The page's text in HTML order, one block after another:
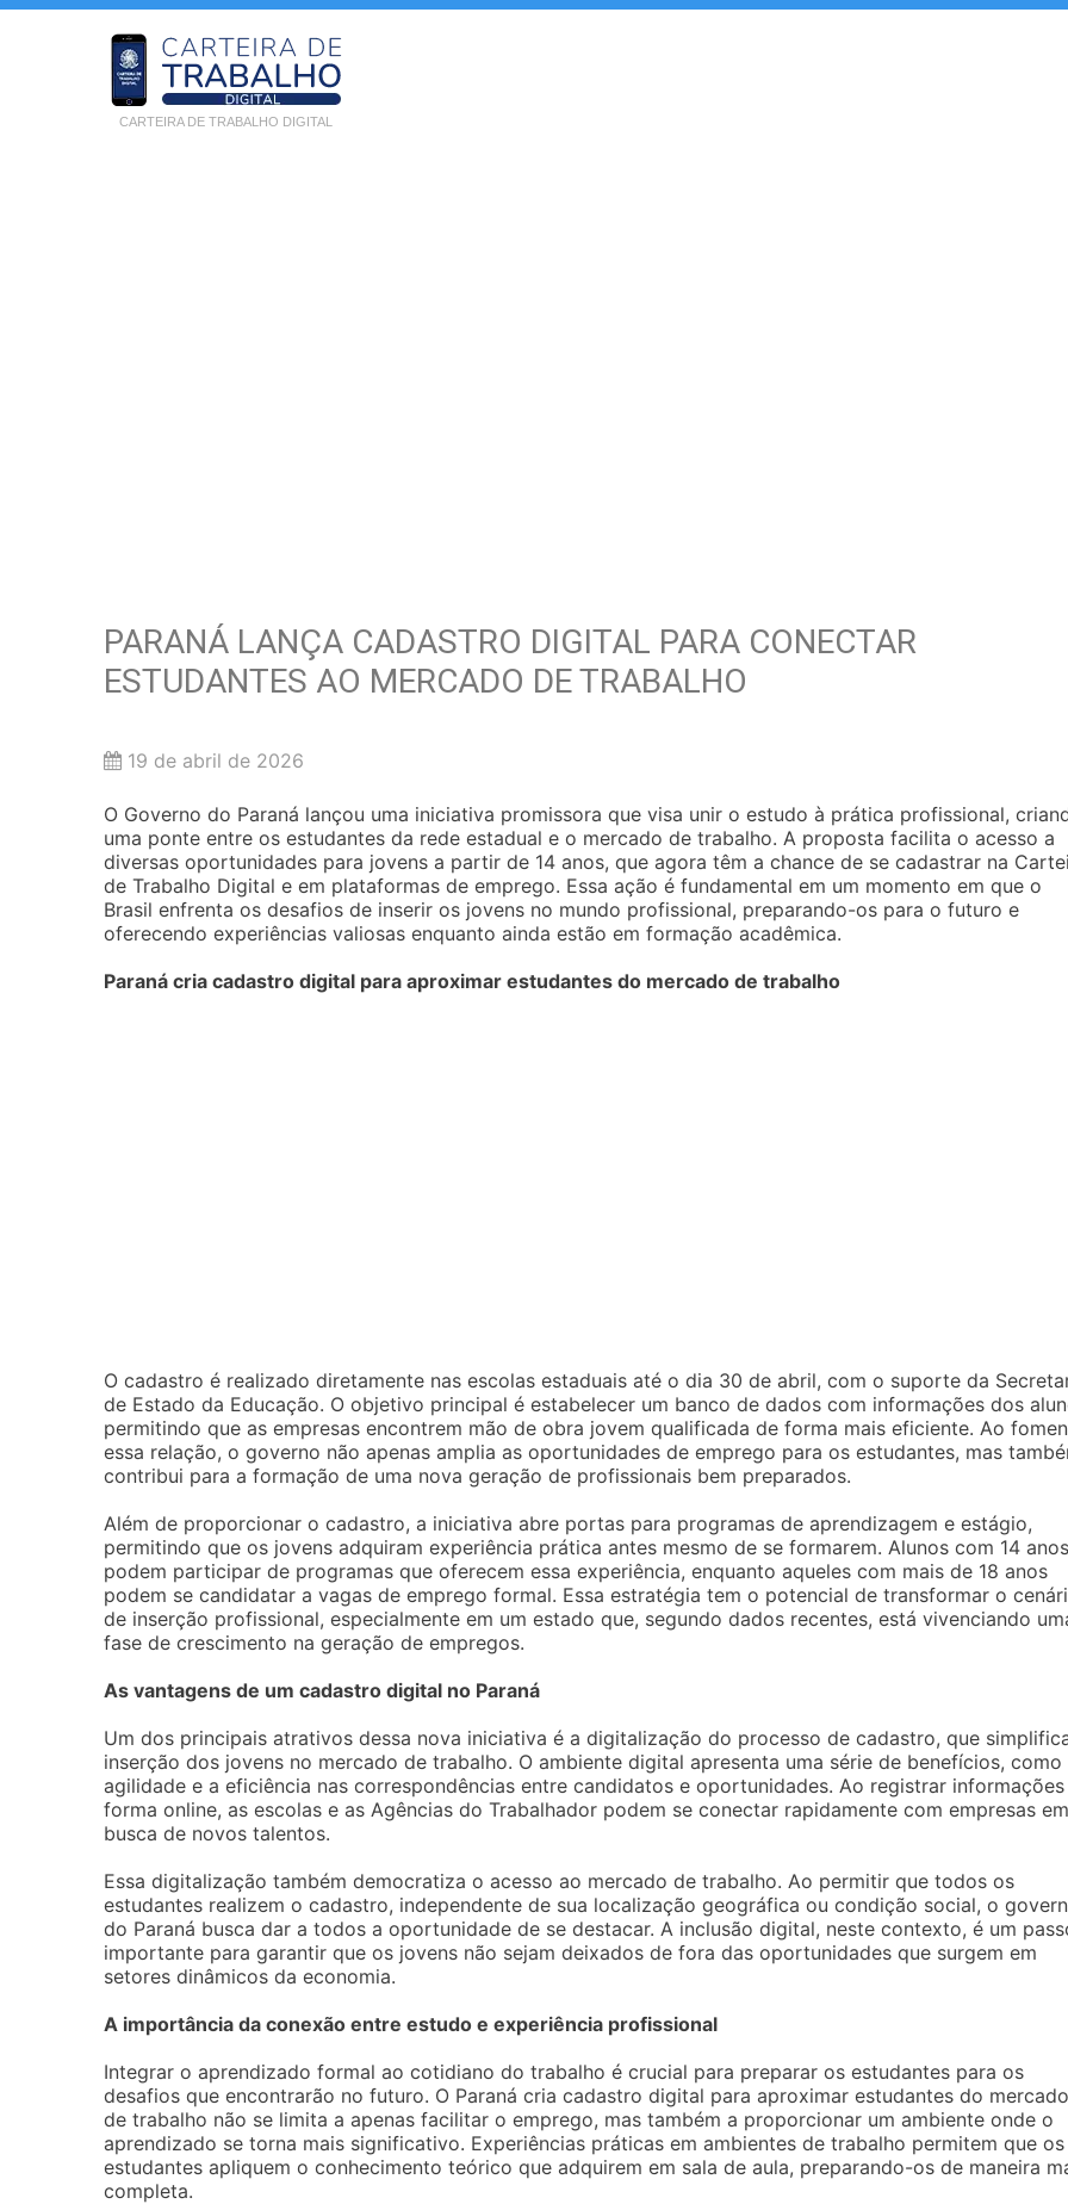
CARTEIRA DE TRABALHO DIGITAL
PARANÁ LANÇA CADASTRO DIGITAL PARA CONECTAR
ESTUDANTES AO MERCADO DE TRABALHO
19 de abril de 2026
O Governo do Paraná lançou uma iniciativa promissora que visa unir o estudo à prática profissional,
uma ponte entre os estudantes da rede estadual e o mercado de trabalho. A proposta facilita o acesso a
diversas oportunidades para jovens a partir de 14 anos, que agora têm a chance de se cadastrar na
de Trabalho Digital e em plataformas de emprego. Essa ação é fundamental em um momento em que o
Brasil enfrenta os desafios de inserir os jovens no mundo profissional, preparando-os para o futuro e
oferecendo experiências valiosas enquanto ainda estão em formação acadêmica.
Paraná cria cadastro digital para aproximar estudantes do mercado de trabalho
O cadastro é realizado diretamente nas escolas estaduais até o dia 30 de abril, com o suporte da
de Estado da Educação. O objetivo principal é estabelecer um banco de dados com informações dos
permitindo que as empresas encontrem mão de obra jovem qualificada de forma mais eficiente. Ao
essa relação, o governo não apenas amplia as oportunidades de emprego para os estudantes, mas
contribui para a formação de uma nova geração de profissionais bem preparados.
Além de proporcionar o cadastro, a iniciativa abre portas para programas de aprendizagem e estágio,
permitindo que os jovens adquiram experiência prática antes mesmo de se formarem. Alunos com 14
podem participar de programas que oferecem essa experiência, enquanto aqueles com mais de 18 anos
podem se candidatar a vagas de emprego formal. Essa estratégia tem o potencial de transformar o
de inserção profissional, especialmente em um estado que, segundo dados recentes, está vivenciando
fase de crescimento na geração de empregos.
As vantagens de um cadastro digital no Paraná
Um dos principais atrativos dessa nova iniciativa é a digitalização do processo de cadastro, que
inserção dos jovens no mercado de trabalho. O ambiente digital apresenta uma série de benefícios, como
agilidade e a eficiência nas correspondências entre candidatos e oportunidades. Ao registrar
forma online, as escolas e as Agências do Trabalhador podem se conectar rapidamente com empresas em
busca de novos talentos.
Essa digitalização também democratiza o acesso ao mercado de trabalho. Ao permitir que todos os
estudantes realizem o cadastro, independente de sua localização geográfica ou condição social, o
do Paraná busca dar a todos a oportunidade de se destacar. A inclusão digital, neste contexto, é um
importante para garantir que os jovens não sejam deixados de fora das oportunidades que surgem em
setores dinâmicos da economia.
A importância da conexão entre estudo e experiência profissional
Integrar o aprendizado formal ao cotidiano do trabalho é crucial para preparar os estudantes para os
desafios que encontrarão no futuro. O Paraná cria cadastro digital para aproximar estudantes do mercado
de trabalho não se limita a apenas facilitar o emprego, mas também a proporcionar um ambiente onde o
aprendizado se torna mais significativo. Experiências práticas em ambientes de trabalho permitem que os
estudantes apliquem o conhecimento teórico que adquirem em sala de aula, preparando-os de maneira
completa.